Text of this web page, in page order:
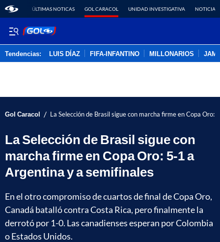
ÚLTIMAS NOTICAS GOL CARACOL UNIDAD INVESTIGATIVA NOTICIAS
Tendencias: LUIS DÍAZ FIFA-INFANTINO MILLONARIOS
Gol Caracol / La Selección de Brasil sigue con marcha firme en Copa
La Selección de Brasil sigue con
marcha firme en Copa Oro: 5-1 a
Argentina y a semifinales
En el otro compromiso de cuartos de final de Copa Oro,
Canadá batalló contra Costa Rica, pero finalmente la
derrotó por 1-0. Las canadienses esperan por Colombia
o Estados Unidos.